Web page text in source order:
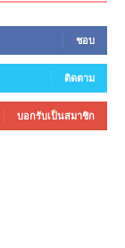
ชอบ
ติดตาม
บอกรับเป็นสมาชิก